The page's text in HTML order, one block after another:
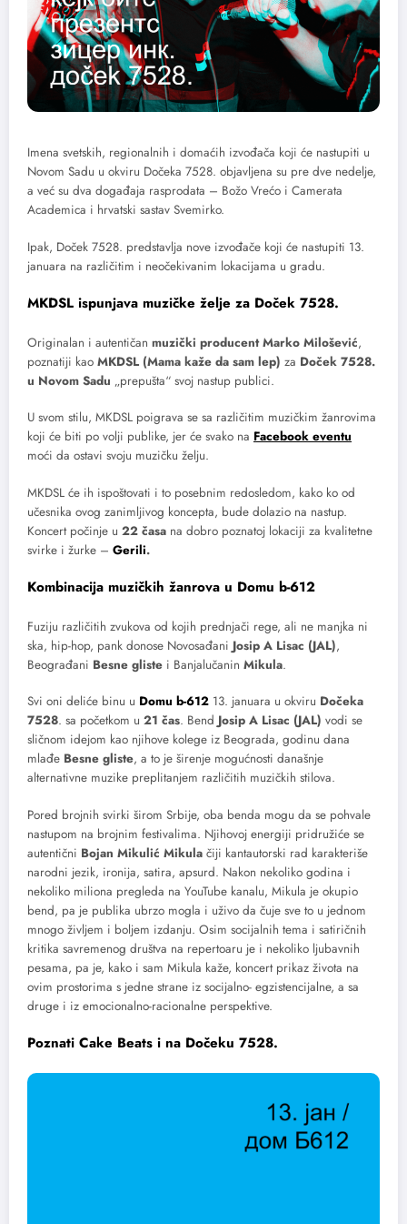
Imena svetskih, regionalnih i domaćih izvođača koji će nastupiti u
Novom Sadu u okviru Dočeka 7528. objavljena su pre dve nedelje,
a već su dva događaja rasprodata – Božo Vrećo i Camerata
Academica i hrvatski sastav Svemirko.
Ipak, Doček 7528. predstavlja nove izvođače koji će nastupiti 13.
januara na različitim i neočekivanim lokacijama u gradu.
MKDSL ispunjava muzičke želje za Doček 7528.
Originalan i autentičan muzički producent Marko Milošević,
poznatiji kao MKDSL (Mama kaže da sam lep) za Doček 7528.
u Novom Sadu „prepušta“ svoj nastup publici.
U svom stilu, MKDSL poigrava se sa različitim muzičkim žanrovima
koji će biti po volji publike, jer će svako na Facebook eventu
moći da ostavi svoju muzičku želju.
MKDSL će ih ispoštovati i to posebnim redosledom, kako ko od
učesnika ovog zanimljivog koncepta, bude dolazio na nastup.
Koncert počinje u 22 časa na dobro poznatoj lokaciji za kvalitetne
svirke i žurke – Gerili.
Kombinacija muzičkih žanrova u Domu b-612
Fuziju različitih zvukova od kojih prednjači rege, ali ne manjka ni
ska, hip-hop, pank donose Novosađani Josip A Lisac (JAL),
Beograđani Besne gliste i Banjalučanin Mikula.
Svi oni deliće binu u Domu b-612 13. januara u okviru Dočeka
7528. sa početkom u 21 čas. Bend Josip A Lisac (JAL) vodi se
sličnom idejom kao njihove kolege iz Beograda, godinu dana
mlađe Besne gliste, a to je širenje mogućnosti današnje
alternativne muzike preplitanjem različitih muzičkih stilova.
Pored brojnih svirki širom Srbije, oba benda mogu da se pohvale
nastupom na brojnim festivalima. Njihovoj energiji pridružiće se
autentični Bojan Mikulić Mikula čiji kantautorski rad karakteriše
narodni jezik, ironija, satira, apsurd. Nakon nekoliko godina i
nekoliko miliona pregleda na YouTube kanalu, Mikula je okupio
bend, pa je publika ubrzo mogla i uživo da čuje sve to u jednom
mnogo življem i boljem izdanju. Osim socijalnih tema i satiričnih
kritika savremenog društva na repertoaru je i nekoliko ljubavnih
pesama, pa je, kako i sam Mikula kaže, koncert prikaz života na
ovim prostorima s jedne strane iz socijalno- egzistencijalne, a sa
druge i iz emocionalno-racionalne perspektive.
Poznati Cake Beats i na Dočeku 7528.